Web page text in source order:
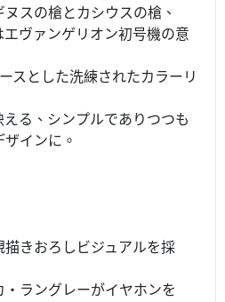
スの槍とカシウスの槍、
ヴァンゲリオン初号機の意
スとした洗練されたカラーリ
る、シンプルでありつつも
インに。
きおろしビジュアルを採
ラングレーがイヤホンを